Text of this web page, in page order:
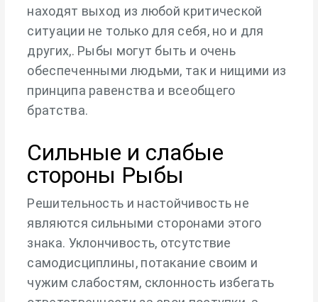
находят выход из любой критической
ситуации не только для себя, но и для
других,. Рыбы могут быть и очень
обеспеченными людьми, так и нищими из
принципа равенства и всеобщего
братства.
Сильные и слабые
стороны Рыбы
Решительность и настойчивость не
являются сильными сторонами этого
знака. Уклончивость, отсутствие
самодисциплины, потакание своим и
чужим слабостям, склонность избегать